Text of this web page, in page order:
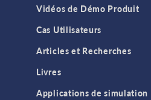
Vidéos de Démo Produit
Cas Utilisateurs
Articles et Recherches
Livres
Applications de simulation